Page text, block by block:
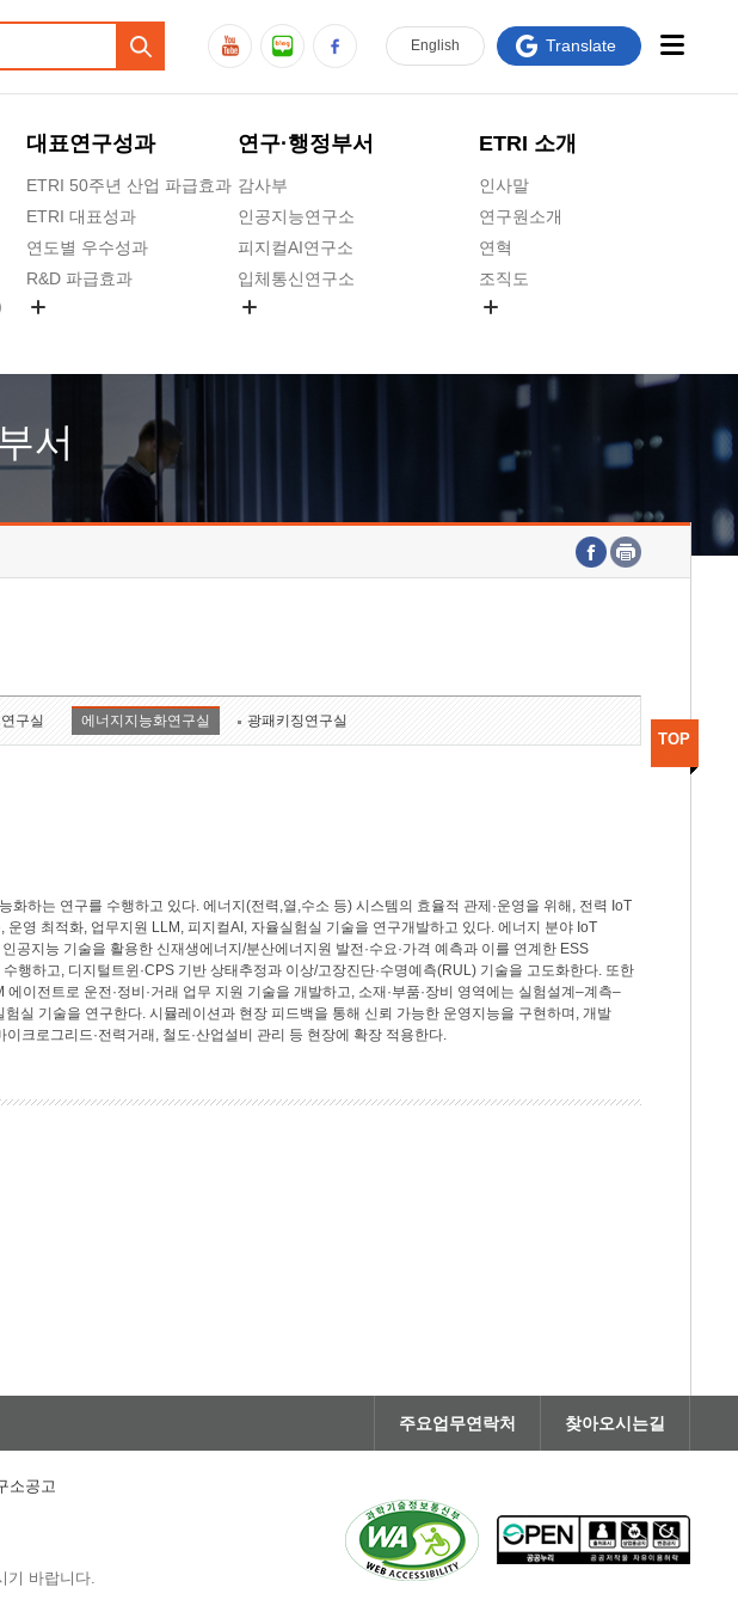
대표연구성과
ETRI 50주년 산업 파급효과
ETRI 대표성과
연도별 우수성과
R&D 파급효과
연구·행정부서
감사부
인공지능연구소
피지컬AI연구소
입체통신연구소
호남권연구본부
기획본부
ETRI 소개
인사말
연구원소개
연혁
조직도
연구원 고객헌장
주요업무연락처
English Translate
서
구실 에너지지능화연구실 광패키징연구실
화하는 연구를 수행하고 있다. 에너지(전력,열,수소 등) 시스템의 효율적 관제·운영을 위해, 전력 IoT
운영 최적화, 업무지원 LLM, 피지컬AI, 자율실험실 기술을 연구개발하고 있다. 에너지 분야 IoT
공지능 기술을 활용한 신재생에너지/분산에너지원 발전·수요·가격 예측과 이를 연계한 ESS
행하고, 디지털트윈·CPS 기반 상태추정과 이상/고장진단·수명예측(RUL) 기술을 고도화한다. 또한
에이전트로 운전·정비·거래 업무 지원 기술을 개발하고, 소재·부품·장비 영역에는 실험설계–계측–
실 기술을 연구한다. 시뮬레이션과 현장 피드백을 통해 신뢰 가능한 운영지능을 구현하며, 개발
크로그리드·전력거래, 철도·산업설비 관리 등 현장에 확장 적용한다.
TOP
주요업무연락처 찾아오시는길
소공고
기 바랍니다.